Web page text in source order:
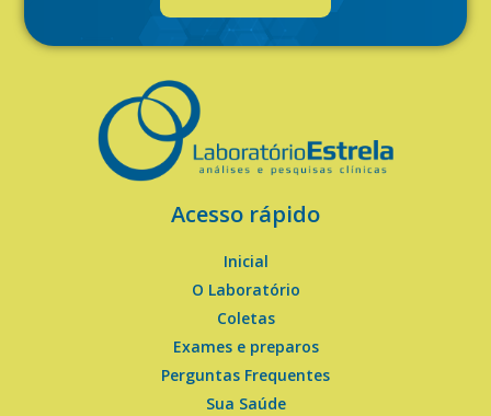
Acesso rápido
Inicial
O Laboratório
Coletas
Exames e preparos
Perguntas Frequentes
Sua Saúde